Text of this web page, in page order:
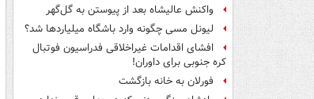
واکنش عالیشاه بعد از پیوستن به گل‌گهر
لیونل مسی چگونه وارد باشگاه میلیاردها شد؟
افشای اقدامات غیراخلاقی فدراسیون فوتبال
کره جنوبی برای داوران!
فورلان به خانه بازگشت